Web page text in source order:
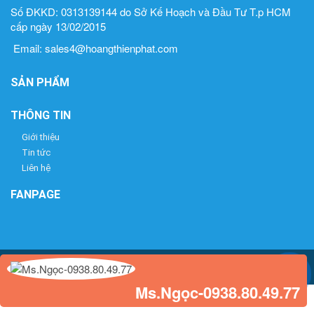
Số ĐKKD: 0313139144 do Sở Kế Hoạch và Đầu Tư T.p HCM
cấp ngày 13/02/2015
Email: sales4@hoangthienphat.com
SẢN PHẨM
THÔNG TIN
Giới thiệu
Tin tức
Liên hệ
FANPAGE
Copyright © 2025dailythietbidietkhuan.com
Ms.Ngọc-0938.80.49.77